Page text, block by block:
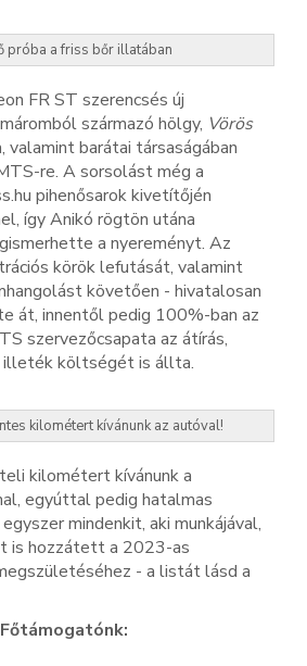
próba a friss bőr illatában
FR ST szerencsés új
származó hölgy, Vörös
valamint barátai társaságában
re. A sorsolást még a
pihenősarok kivetítőjén
így Anikó rögtön utána
a nyereményt. Az
körök lefutását, valamint
követően - hivatalosan
át, innentől pedig 100%-ban az
szervezőcsapata az átírás,
illeték költségét is állta.
kilométert kívánunk az autóval!
kilométert kívánunk a
egyúttal pedig hatalmas
mindenkit, aki munkájával,
is hozzátett a 2023-as
- a listát lásd a
Főtámogatónk: